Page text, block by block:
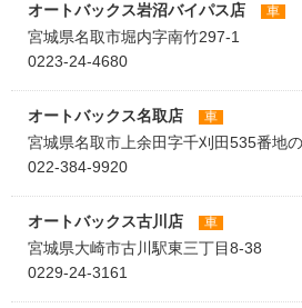
オートバックス岩沼バイパス店 車
宮城県名取市堀内字南竹297-1
0223-24-4680
オートバックス名取店 車
宮城県名取市上余田字千刈田535番地
022-384-9920
オートバックス古川店 車
宮城県大崎市古川駅東三丁目8-38
0229-24-3161